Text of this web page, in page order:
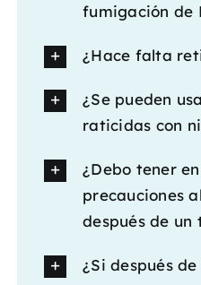
fumigación de
¿Hace falta
¿Se pueden
raticidas con
¿Debo tener
precauciones
después de
¿Si después